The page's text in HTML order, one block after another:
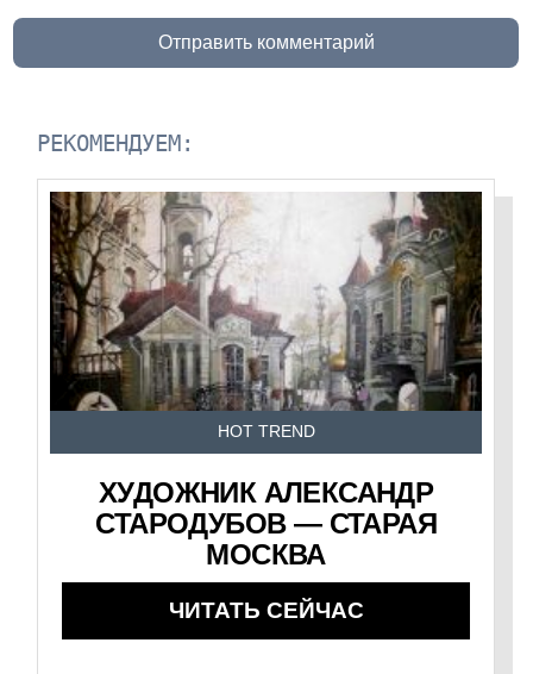
Отправить комментарий
РЕКОМЕНДУЕМ:
HOT TREND
ХУДОЖНИК АЛЕКСАНДР
СТАРОДУБОВ — СТАРАЯ
МОСКВА
ЧИТАТЬ СЕЙЧАС